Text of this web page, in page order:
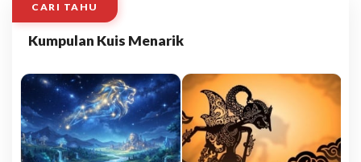
CARI TAHU
Kumpulan Kuis Menarik